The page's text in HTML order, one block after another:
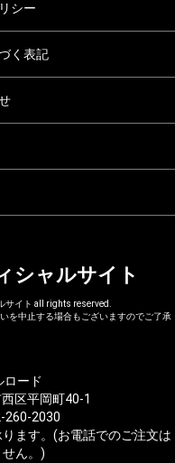
シー
く表記
シャルサイト
サイト all rights reserved.
を中止する場合もございますのでご了承
ロード
区平岡町40-1
2030
ます。(お電話でのご注文は
ん。)